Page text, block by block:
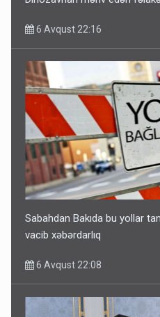
6 Avqust 22:16
Sabahdan Bakıda bu yollar
vacib xəbərdarlıq
6 Avqust 22:08